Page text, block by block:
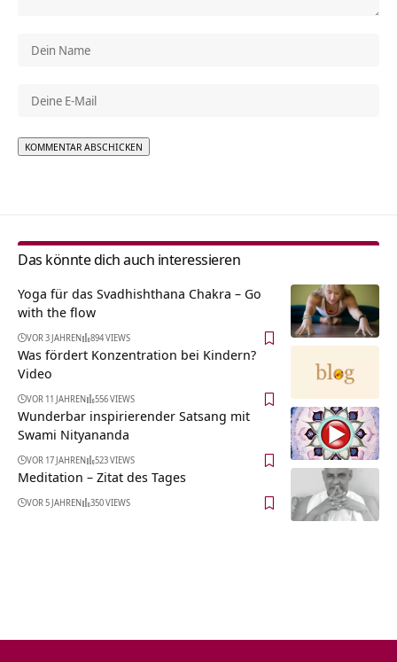
Das könnte dich auch interessieren
Yoga für das Svadhishthana Chakra – Go
with the flow
VOR 3 JAHREN 894 VIEWS
Was fördert Konzentration bei Kindern?
Video
VOR 11 JAHREN 556 VIEWS
Wunderbar inspirierender Satsang mit
Swami Nityananda
VOR 17 JAHREN 523 VIEWS
Meditation – Zitat des Tages
VOR 5 JAHREN 350 VIEWS